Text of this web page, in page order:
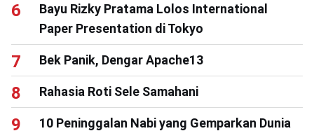
Bayu Rizky Pratama Lolos International
Paper Presentation di Tokyo
Bek Panik, Dengar Apache13
Rahasia Roti Sele Samahani
10 Peninggalan Nabi yang Gemparkan Dunia